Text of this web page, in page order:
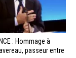
: Hommage à
passeur entre